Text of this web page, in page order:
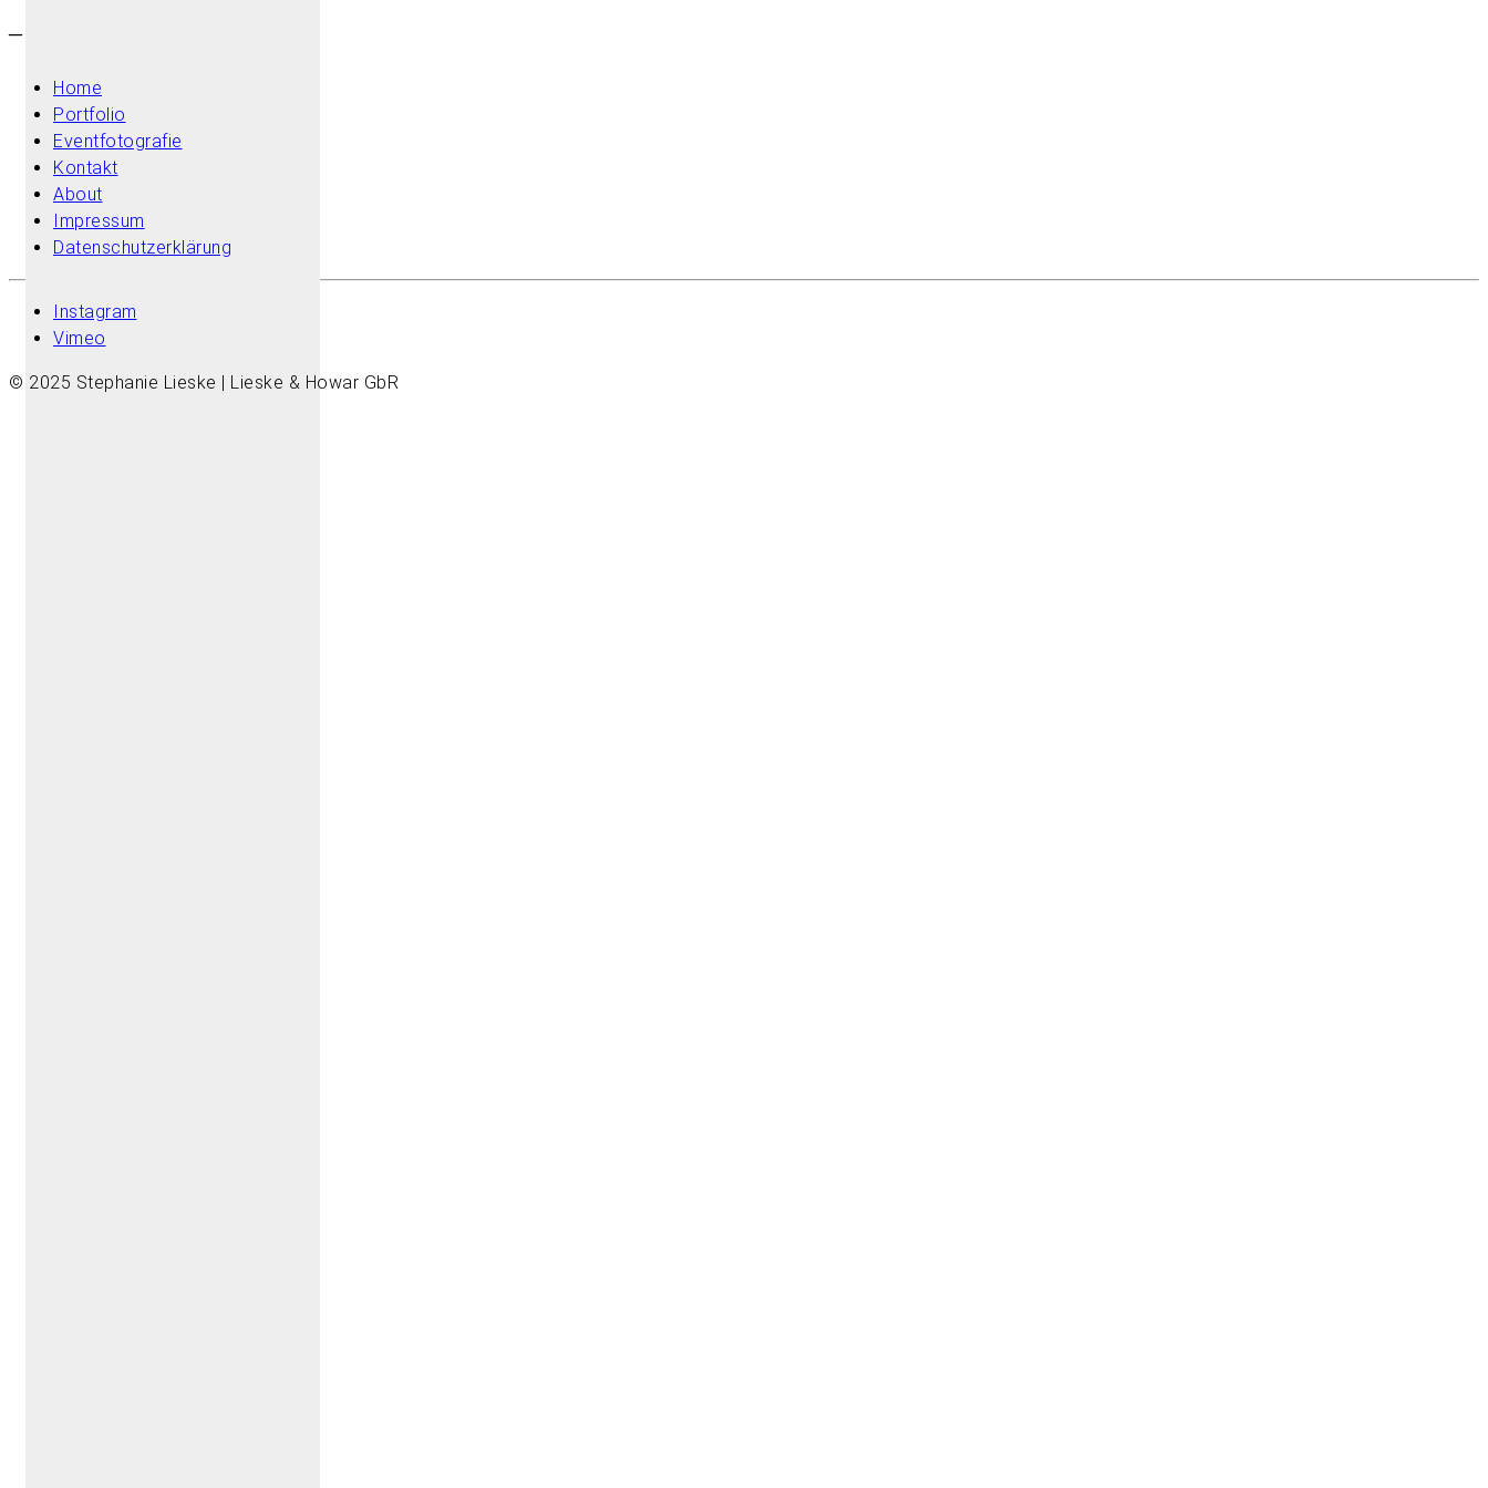
–
Home
Portfolio
Eventfotografie
Kontakt
About
Impressum
Datenschutzerklärung
Instagram
Vimeo
© 2025 Stephanie Lieske | Lieske & Howar GbR